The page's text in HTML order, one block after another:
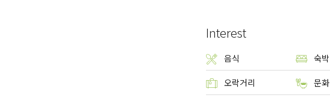
Interest
음식 숙박
오락거리 문화